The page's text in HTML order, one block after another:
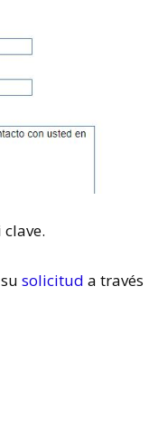
susolicitud a través